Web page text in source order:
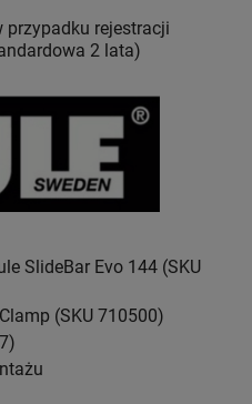
przypadku rejestracji
2 lata)
SlideBar Evo 144 (SKU
(SKU 710500)